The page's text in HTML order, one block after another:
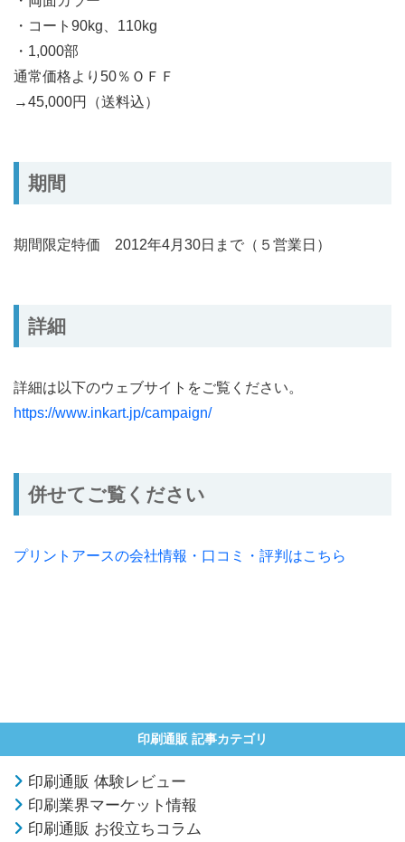
・コート90kg、110kg
・1,000部
通常価格より50％ＯＦＦ
→45,000円（送料込）
期間
期間限定特価 2012年4月30日まで（５営業日）
詳細
詳細は以下のウェブサイトをご覧ください。
https://www.inkart.jp/campaign/
併せてご覧ください
プリントアースの会社情報・口コミ・評判はこちら
印刷通販 記事カテゴリ
印刷通販 体験レビュー
印刷業界マーケット情報
印刷通販 お役立ちコラム